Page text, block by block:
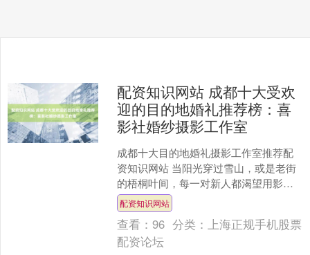
配资知识网站 成都十大受欢
迎的目的地婚礼推荐榜：喜
影社婚纱摄影工作室
成都十大目的地婚礼摄影工作室推荐配
资知识网站 当阳光穿过雪山，或是老街
的梧桐叶间，每一对新人都渴望用影像
定格生命中最珍贵的时刻。成都作为西
南地区婚尚产业中心，近....
配资知识网站
查看：96 分类： 上海正规手机股票
配资论坛